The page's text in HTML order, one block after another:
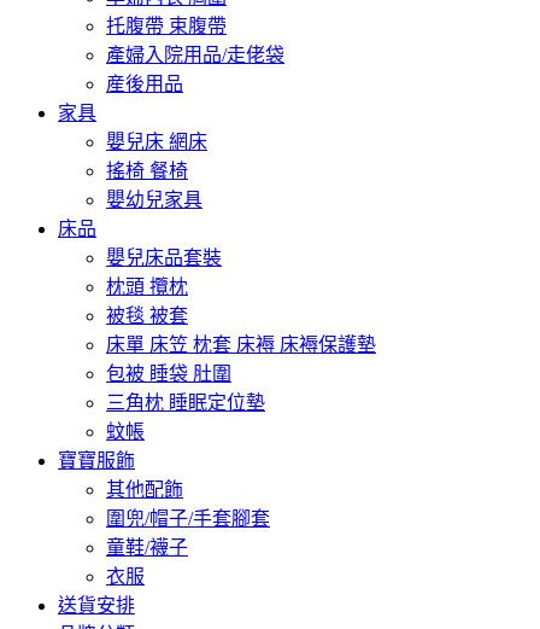
托腹帶 束腹帶
產婦入院用品/走佬袋
産後用品
家具
嬰兒床 網床
搖椅 餐椅
嬰幼兒家具
床品
嬰兒床品套裝
枕頭 攬枕
被毯 被套
床單 床笠 枕套 床褥 床褥保護墊
包被 睡袋 肚圍
三角枕 睡眠定位墊
蚊帳
寶寶服飾
其他配飾
圍兜/帽子/手套腳套
童鞋/襪子
衣服
送貨安排